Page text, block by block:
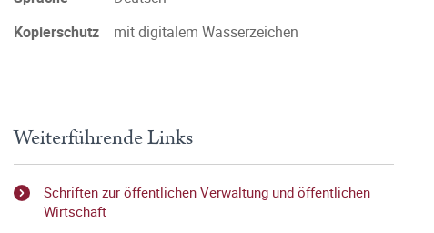
Kopierschutz
mit digitalem Wasserzeichen
Weiterführende Links
Schriften zur öffentlichen Verwaltung und öffentlichen
Wirtschaft